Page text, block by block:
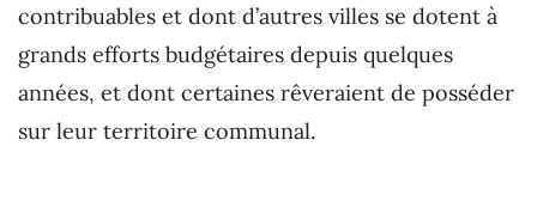
contribuables et dont d’autres villes se dotent à
grands efforts budgétaires depuis quelques
années, et dont certaines rêveraient de posséder
sur leur territoire communal.